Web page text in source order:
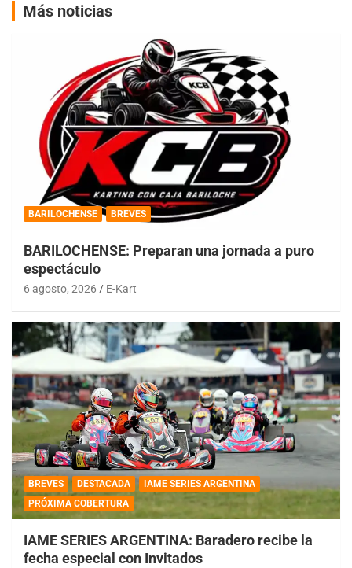
Más noticias
BARILOCHENSE BREVES
BARILOCHENSE: Preparan una jornada a puro
espectáculo
6 agosto, 2026 E-Kart
BREVES DESTACADA
IAME SERIES ARGENTINA
PRÓXIMA COBERTURA
IAME SERIES ARGENTINA: Baradero recibe la
fecha especial con Invitados